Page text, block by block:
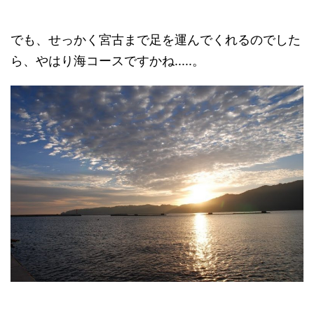
でも、せっかく宮古まで足を運んでくれるのでした
ら、やはり海コースですかね.....。